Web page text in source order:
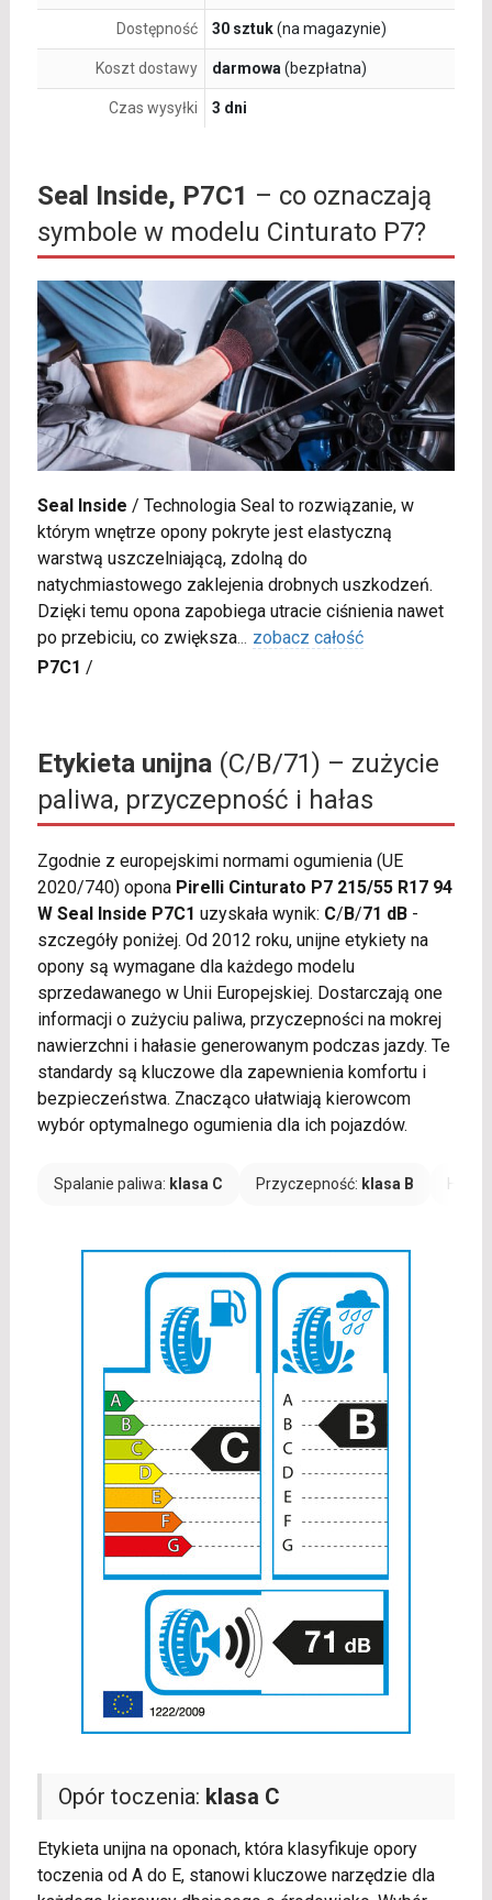
Dostępność 30 sztuk(na magazynie)
Koszt dostawy darmowa (bezpłatna)
Czas wysyłki 3 dni
Seal Inside, P7C1 – co oznaczają
symbole w modelu Cinturato P7?
Seal Inside / Technologia Seal to rozwiązanie, w
którym wnętrze opony pokryte jest elastyczną
warstwą uszczelniającą, zdolną do
natychmiastowego zaklejenia drobnych uszkodzeń.
Dzięki temu opona zapobiega utracie ciśnienia nawet
po przebiciu, co zwiększa... zobacz całość
P7C1 /
Etykieta unijna(C/B/71) – zużycie
paliwa, przyczepność i hałas
Zgodnie z europejskimi normami ogumienia (UE
2020/740) opona Pirelli Cinturato P7 215/55 R17 94
W Seal Inside P7C1 uzyskała wynik: C/B/71 dB-
szczegóły poniżej. Od 2012 roku, unijne etykiety na
opony są wymagane dla każdego modelu
sprzedawanego w Unii Europejskiej. Dostarczają one
informacji o zużyciu paliwa, przyczepności na mokrej
nawierzchni i hałasie generowanym podczas jazdy. Te
standardy są kluczowe dla zapewnienia komfortu i
bezpieczeństwa. Znacząco ułatwiają kierowcom
wybór optymalnego ogumienia dla ich pojazdów.
Spalanie paliwa: klasa C Przyczepność: klasa B
Opór toczenia: klasa C
Etykieta unijna na oponach, która klasyfikuje opory
toczenia od A do E, stanowi kluczowe narzędzie dla